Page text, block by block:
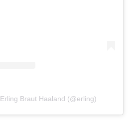
Braut Haaland (@erling)